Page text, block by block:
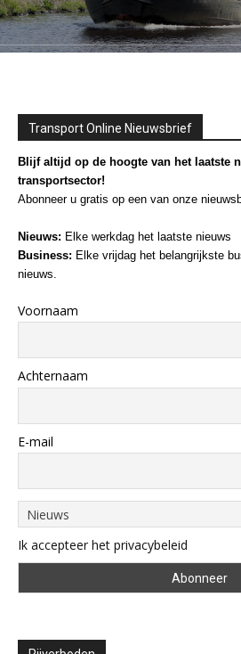
Transport Online Nieuwsbrief
Blijf altijd op de hoogte van het laatste
transportsector!
Abonneer u gratis op een van onze
Nieuws: Elke werkdag het laatste nieuws
Business: Elke vrijdag het belangrijkste
nieuws.
Voornaam
Achternaam
E-mail
Ik accepteer het privacybeleid